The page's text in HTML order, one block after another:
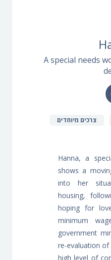
A special needs
צרכים מיוחדים
Hanna, a
shows a
into her
housing,
hoping for
minimum
government
re-evaluation
high level of